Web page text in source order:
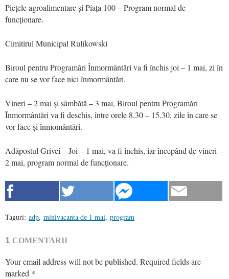
Piețele agroalimentare și Piața 100 – Program normal de
funcționare.
Cimitirul Municipal Rulikowski
Biroul pentru Programări Înmormântări va fi închis joi – 1 mai, zi în
care nu se vor face nici înmormântări.
Vineri – 2 mai și sâmbătă – 3 mai, Biroul pentru Programări
Înmormântări va fi deschis, între orele 8.30 – 15.30, zile în care se
vor face și înmomântări.
Adăpostul Grivei – Joi – 1 mai, va fi închis, iar începând de vineri –
2 mai, program normal de funcționare.
Taguri: adp, minivacanta de 1 mai, program
1 COMENTARII
Your email address will not be published. Required fields are
marked *